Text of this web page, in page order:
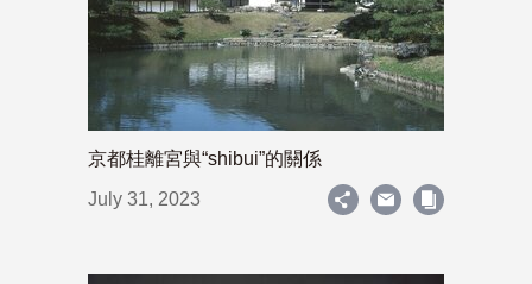
京都桂離宮與“shibui”的關係
July 31, 2023